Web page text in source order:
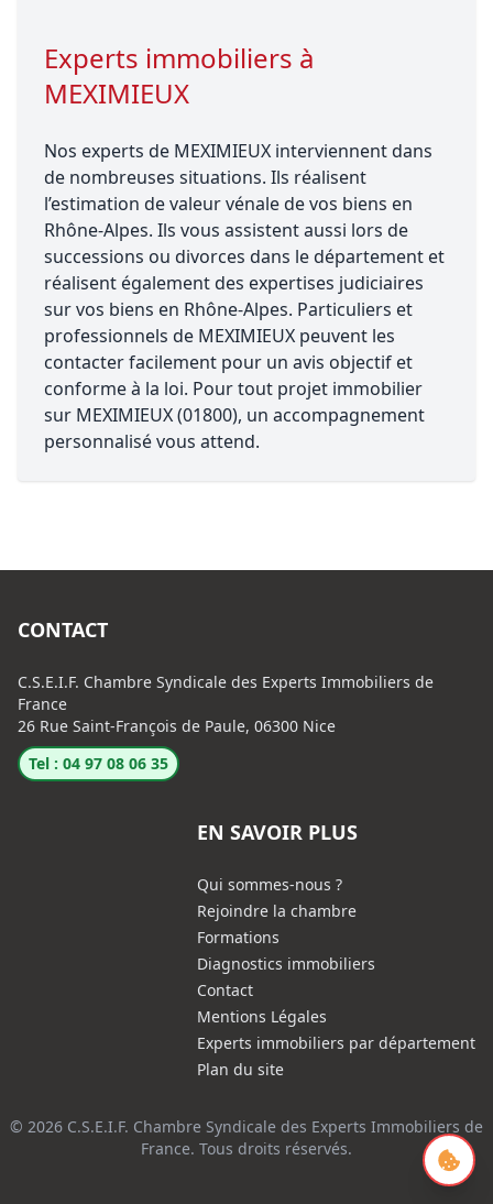
Experts immobiliers à
MEXIMIEUX
Nos experts de MEXIMIEUX interviennent dans
de nombreuses situations. Ils réalisent
l’estimation de valeur vénale de vos biens en
Rhône-Alpes. Ils vous assistent aussi lors de
successions ou divorces dans le département et
réalisent également des expertises judiciaires
sur vos biens en Rhône-Alpes. Particuliers et
professionnels de MEXIMIEUX peuvent les
contacter facilement pour un avis objectif et
conforme à la loi. Pour tout projet immobilier
sur MEXIMIEUX (01800), un accompagnement
personnalisé vous attend.
CONTACT
C.S.E.I.F. Chambre Syndicale des Experts Immobiliers de
France
26 Rue Saint-François de Paule, 06300 Nice
Tel : 04 97 08 06 35
EN SAVOIR PLUS
Qui sommes-nous ?
Rejoindre la chambre
Formations
Diagnostics immobiliers
Contact
Mentions Légales
Experts immobiliers par département
Plan du site
© 2026 C.S.E.I.F. Chambre Syndicale des Experts Immobiliers de
France. Tous droits réservés.